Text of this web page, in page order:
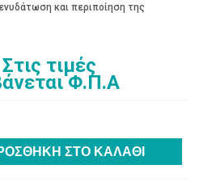
και περιποίηση της
Στις τιμές
Φ.Π.Α
ΣΤΟ ΚΑΛΆΘΙ